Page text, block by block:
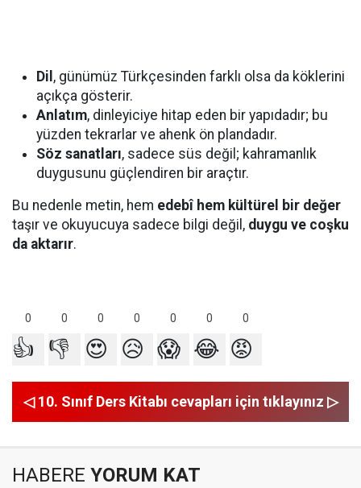
Dil , günümüz Türkçesinden farklı olsa da köklerini
açıkça gösterir.
Anlatım, dinleyiciye hitap eden bir yapıdadır; bu
yüzden tekrarlar ve ahenk ön plandadır.
Söz sanatları, sadece süs değil; kahramanlık
duygusunu güçlendiren bir araçtır.
Bu nedenle metin, hem edebî hem kültürel bir değer
taşır ve okuyucuya sadece bilgi değil, duygu ve coşku
da aktarır.
0 0 0 0 0 0 0
👍 👎 😍 😥 😱 😂 😡
◁ 10. Sınıf Ders Kitabı cevapları için tıklayınız ▷
HABERE YORUM KAT